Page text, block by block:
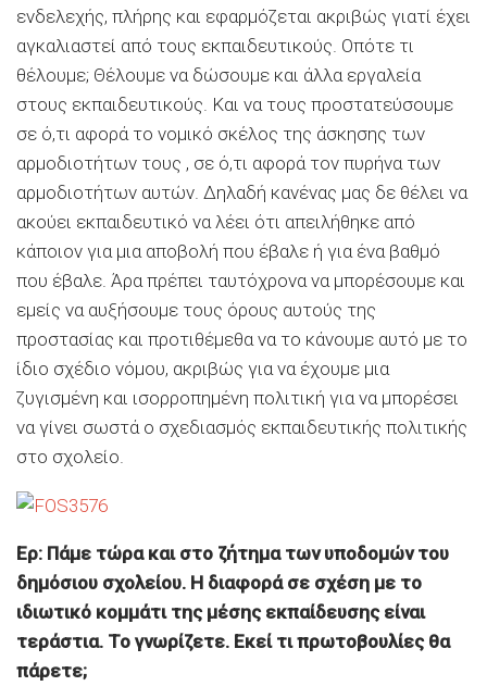
ενδελεχής, πλήρης και εφαρμόζεται ακριβώς γιατί έχει
αγκαλιαστεί από τους εκπαιδευτικούς. Οπότε τι
θέλουμε; Θέλουμε να δώσουμε και άλλα εργαλεία
στους εκπαιδευτικούς. Και να τους προστατεύσουμε
σε ό,τι αφορά το νομικό σκέλος της άσκησης των
αρμοδιοτήτων τους , σε ό,τι αφορά τον πυρήνα των
αρμοδιοτήτων αυτών. Δηλαδή κανένας μας δε θέλει να
ακούει εκπαιδευτικό να λέει ότι απειλήθηκε από
κάποιον για μια αποβολή που έβαλε ή για ένα βαθμό
που έβαλε. Άρα πρέπει ταυτόχρονα να μπορέσουμε και
εμείς να αυξήσουμε τους όρους αυτούς της
προστασίας και προτιθέμεθα να το κάνουμε αυτό με το
ίδιο σχέδιο νόμου, ακριβώς για να έχουμε μια
ζυγισμένη και ισορροπημένη πολιτική για να μπορέσει
να γίνει σωστά ο σχεδιασμός εκπαιδευτικής πολιτικής
στο σχολείο.
Ερ: Πάμε τώρα και στο ζήτημα των υποδομών του
δημόσιου σχολείου. Η διαφορά σε σχέση με το
ιδιωτικό κομμάτι της μέσης εκπαίδευσης είναι
τεράστια. Το γνωρίζετε. Εκεί τι πρωτοβουλίες θα
πάρετε;